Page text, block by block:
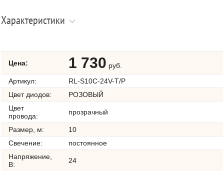
Характеристики
Цена: 1 730 руб.
Артикул:
RL-S10C-24V-T/P
Цвет диодов:
РОЗОВЫЙ
Цвет
провода:
прозрачный
Размер, м:
10
Свечение:
постоянное
Напряжение,
В:
24